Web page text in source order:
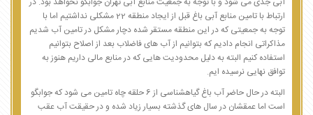
ارتباط با تامین منابع آبی باغ قبل از ایجاد منطقه 22 مشکلی نداشتیم اما با
توجه به جمعیتی که در این منطقه مستقر شده دچار مشکل در تامین آب شدیم
مذاکراتی انجام دادیم که بتوانیم از آب های فاضلاب بعد از اصلاح بتوانیم
استفاده کنیم البته به دلیل محدودیت هایی که در منابع مالی داریم هنوز به
توافق نهایی نرسیده ایم.
البته در حال حاضر آب باغ گیاهشناسی از 6 حلقه چاه تامین می شود که جوابگو
است اما عمقشان در سال های گذشته بسیار زیاد شده و در حقیقت آب عقب